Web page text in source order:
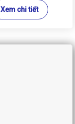
Xem chi tiết